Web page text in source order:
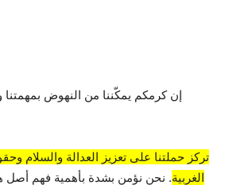
إن كرمكم يمكّننا من النهوض
تركز حملتنا على تعزيز العدالة والسلام
الغربية. نحن نؤمن بشدة بأهمية فهم أصل